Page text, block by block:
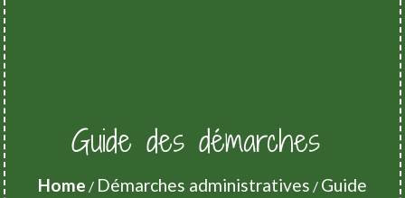
Guide des démarches
Home / Démarches administratives / Guide